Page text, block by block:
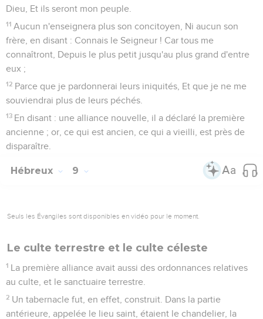
Dieu, Et ils seront mon peuple.
11 Aucun n'enseignera plus son concitoyen, Ni aucun son
frère, en disant : Connais le Seigneur ! Car tous me
connaîtront, Depuis le plus petit jusqu'au plus grand d'entre
eux ;
12 Parce que je pardonnerai leurs iniquités, Et que je ne me
souviendrai plus de leurs péchés.
13 En disant : une alliance nouvelle, il a déclaré la première
ancienne ; or, ce qui est ancien, ce qui a vieilli, est près de
disparaître.
Hébreux 9
Seuls les Évangiles sont disponibles en vidéo pour le moment.
Le culte terrestre et le culte céleste
1 La première alliance avait aussi des ordonnances relatives
au culte, et le sanctuaire terrestre.
2 Un tabernacle fut, en effet, construit. Dans la partie
antérieure, appelée le lieu saint, étaient le chandelier, la